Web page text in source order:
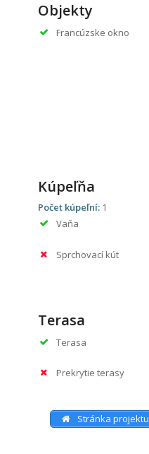
Objekty
Francúzske okno
Kúpeľňa
Počet kúpeľní: 1
Vaňa
Sprchovací kút
Terasa
Terasa
Prekrytie terasy
Stránka projektu